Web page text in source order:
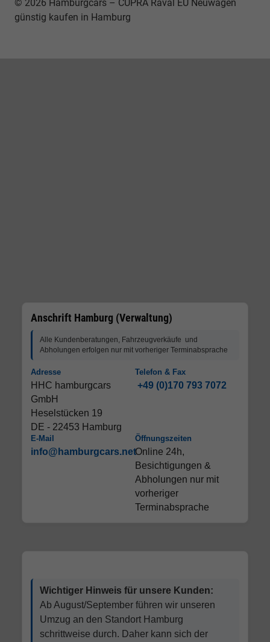
© 2026 Hamburgcars – CUPRA Raval EU Neuwagen
günstig kaufen in Hamburg
Anschrift Hamburg (Verwaltung)
Alle Kundenberatungen, Fahrzeugverkäufe und
Abholungen erfolgen nur mit vorheriger Terminabsprache
Adresse
HHC hamburgcars
GmbH
Heselstücken 19
DE - 22453 Hamburg
Telefon & Fax
+49 (0)170 793 7072
E-Mail
info@hamburgcars.net
Öffnungszeiten
Online 24h,
Besichtigungen &
Abholungen nur mit
vorheriger
Terminabsprache
Wichtiger Hinweis für unsere Kunden:
Ab August/September führen wir unseren
Umzug an den Standort Hamburg
schrittweise durch. Daher kann sich der